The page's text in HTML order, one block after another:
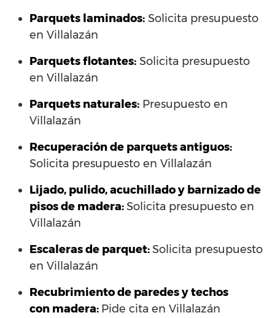
Parquets laminados: Solicita presupuesto
en Villalazán
Parquets flotantes: Solicita presupuesto
en Villalazán
Parquets naturales: Presupuesto en
Villalazán
Recuperación de parquets antiguos:
Solicita presupuesto en Villalazán
Lijado, pulido, acuchillado y barnizado de
pisos de madera:Solicita presupuesto en
Villalazán
Escaleras de parquet:Solicita presupuesto
en Villalazán
Recubrimiento de paredes y techos
con madera: Pide cita en Villalazán